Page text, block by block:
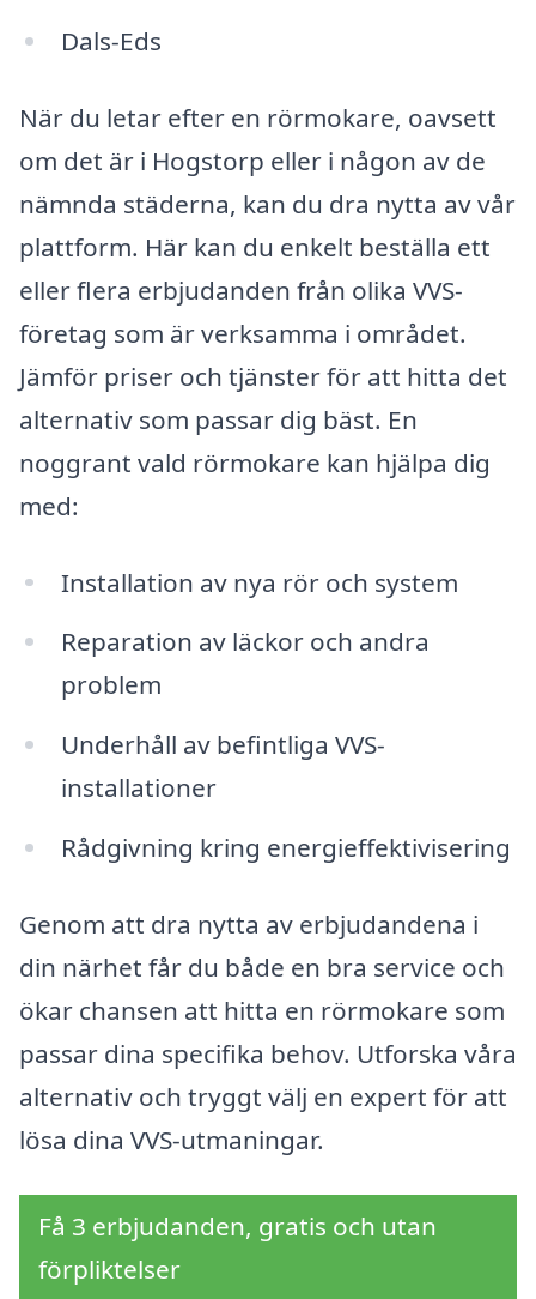
Dals-Eds
När du letar efter en rörmokare, oavsett
om det är i Hogstorp eller i någon av de
nämnda städerna, kan du dra nytta av vår
plattform. Här kan du enkelt beställa ett
eller flera erbjudanden från olika VVS-
företag som är verksamma i området.
Jämför priser och tjänster för att hitta det
alternativ som passar dig bäst. En
noggrant vald rörmokare kan hjälpa dig
med:
Installation av nya rör och system
Reparation av läckor och andra
problem
Underhåll av befintliga VVS-
installationer
Rådgivning kring energieffektivisering
Genom att dra nytta av erbjudandena i
din närhet får du både en bra service och
ökar chansen att hitta en rörmokare som
passar dina specifika behov. Utforska våra
alternativ och tryggt välj en expert för att
lösa dina VVS-utmaningar.
Få 3 erbjudanden, gratis och utan
förpliktelser